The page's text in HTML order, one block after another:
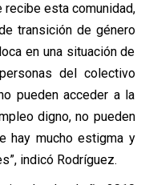
recibe esta comunidad,
transición de género
en una situación de
del colectivo
pueden acceder a la
digno, no pueden
hay mucho estigma y
indicó Rodríguez.